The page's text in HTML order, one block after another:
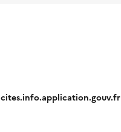
cites.info.application.gouv.fr